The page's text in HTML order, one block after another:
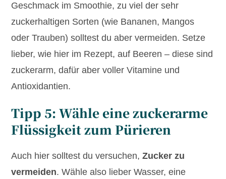
Geschmack im Smoothie, zu viel der sehr
zuckerhaltigen Sorten (wie Bananen, Mangos
oder Trauben) solltest du aber vermeiden. Setze
lieber, wie hier im Rezept, auf Beeren – diese sind
zuckerarm, dafür aber voller Vitamine und
Antioxidantien.
Tipp 5: Wähle eine zuckerarme
Flüssigkeit zum Pürieren
Auch hier solltest du versuchen,Zucker zu
vermeiden. Wähle also lieber Wasser, eine